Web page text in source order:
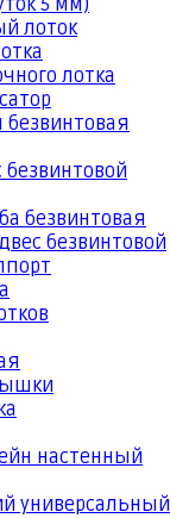
5 мм)
лоток
лотка
безвинтовая
безвинтовая
безвинтовой
настенный
универсальный